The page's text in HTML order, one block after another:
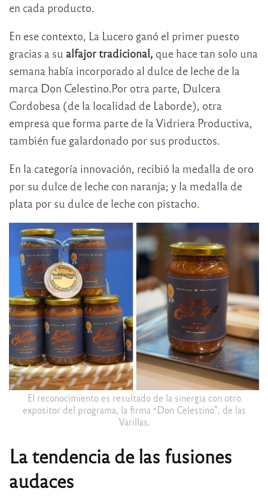
en cada producto.
En ese contexto, La Lucero ganó el primer puesto
gracias a su alfajor tradicional, que hace tan solo una
semana había incorporado al dulce de leche de la
marca Don Celestino.Por otra parte, Dulcera
Cordobesa (de la localidad de Laborde), otra
empresa que forma parte de la Vidriera Productiva,
también fue galardonado por sus productos.
En la categoría innovación, recibió la medalla de oro
por su dulce de leche con naranja; y la medalla de
plata por su dulce de leche con pistacho.
El reconocimiento es resultado de la sinergia con otro
expositor del programa, la firma “Don Celestino”, de las
Varillas.
La tendencia de las fusiones
audaces